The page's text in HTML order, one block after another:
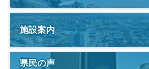
施設案内
県民の声